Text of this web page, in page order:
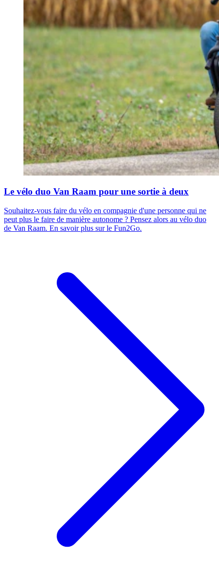
Le vélo duo Van Raam pour une sortie à deux
Souhaitez-vous faire du vélo en compagnie d'une personne qui ne
peut plus le faire de manière autonome ? Pensez alors au vélo duo
de Van Raam. En savoir plus sur le Fun2Go.